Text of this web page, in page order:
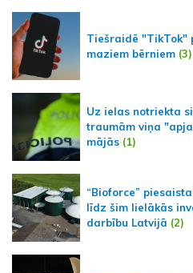
Tiešraidē "TikTok"
maziem bērniem (3)
Uz ielas notriekta
traumām viņa
mājās (1)
“Bioforce”
līdz šim lielākās
darbību Latvijā (2)